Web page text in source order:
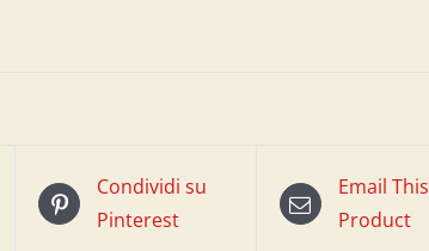
Condividi su
Pinterest
Email This
Product